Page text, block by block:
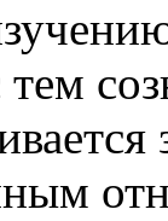
тем